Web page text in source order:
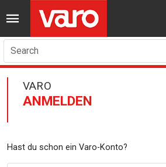
Search
VARO
ANMELDEN
Hast du schon ein Varo-Konto?